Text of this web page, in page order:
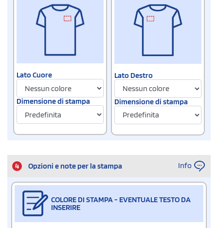
Lato Cuore
Dimensione di stampa
Lato Destro
Dimensione di stampa
4 Opzioni e note per la stampa Info
COLORE DI STAMPA - EVENTUALE TESTO DA
INSERIRE